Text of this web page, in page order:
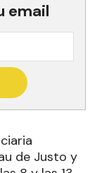
email
de Justo y